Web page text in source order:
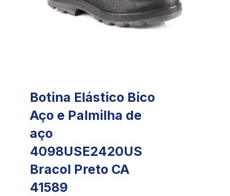
Botina Elástico Bico
Aço e Palmilha de
aço
4098USE2420US
Bracol Preto CA
41589